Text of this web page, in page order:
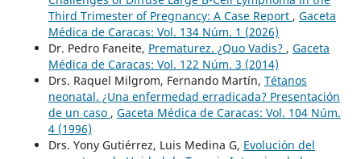
Third Trimester of Pregnancy: A Case Report , Gaceta
Médica de Caracas: Vol. 134 Núm. 1 (2026)
Dr. Pedro Faneite, Prematurez. ¿Quo Vadis? , Gaceta
Médica de Caracas: Vol. 122 Núm. 3 (2014)
Drs. Raquel Milgrom, Fernando Martín, Tétanos
neonatal. ¿Una enfermedad erradicada? Presentación
de un caso , Gaceta Médica de Caracas: Vol. 104 Núm.
4 (1996)
Drs. Yony Gutiérrez, Luis Medina G, Evolución del